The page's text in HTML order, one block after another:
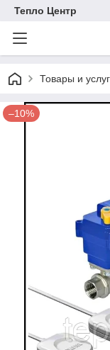
Тепло Центр
Товары и
–10%